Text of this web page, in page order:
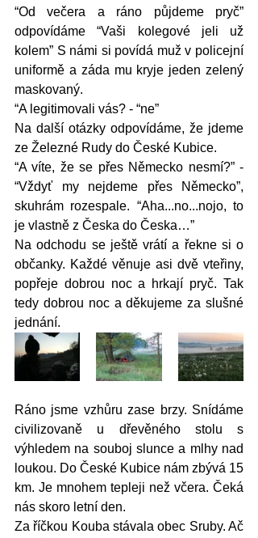
“Od večera a ráno půjdeme pryč”
odpovídáme “Vaši kolegové jeli už
kolem” S námi si povídá muž v policejní
uniformě a záda mu kryje jeden zelený
maskovaný.
“A legitimovali vás? - “ne”
Na další otázky odpovídáme, že jdeme
ze Železné Rudy do České Kubice.
“A víte, že se přes Německo nesmí?” -
“Vždyť my nejdeme přes Německo”,
skuhrám rozespale. “Aha...no...nojo, to
je vlastně z Česka do Česka…”
Na odchodu se ještě vrátí a řekne si o
občanky. Každé věnuje asi dvě vteřiny,
popřeje dobrou noc a hrkají pryč. Tak
tedy dobrou noc a děkujeme za slušné
jednání.
Ráno jsme vzhůru zase brzy. Snídáme
civilizovaně u dřevěného stolu s
výhledem na souboj slunce a mlhy nad
loukou. Do České Kubice nám zbývá 15
km. Je mnohem tepleji než včera. Čeká
nás skoro letní den.
Za říčkou Kouba stávala obec Sruby. Ač